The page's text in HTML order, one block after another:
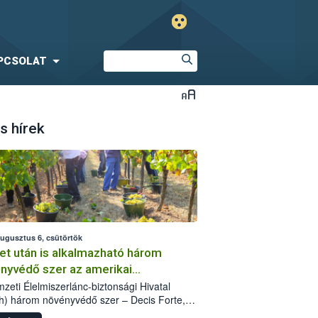
hírek
6, csütörtök
után is alkalmazható három
szer az amerikai
ellen
Élelmiszerlánc-biztonsági Hivatal
három növényvédő szer – Decis Forte,
24 EW, Oroganic – engedélyokiratát